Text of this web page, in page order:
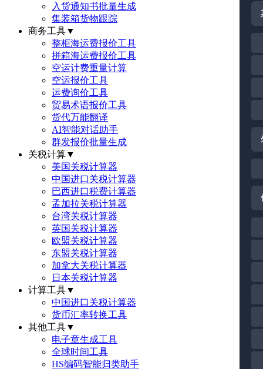
入货通知书批量生成
集装箱货物跟踪
商务工具▼
整柜海运费报价工具
拼箱海运费报价工具
空运计费重量计算
空运报价工具
运费询价工具
贸易术语报价工具
货代万能翻译
AI智能对话助手
群发报价批量生成
关税计算▼
美国关税计算器
中国进口关税计算器
巴西进口税费计算器
孟加拉关税计算器
台湾关税计算器
英国关税计算器
欧盟关税计算器
东盟关税计算器
加拿大关税计算器
日本关税计算器
计算工具▼
中国进口关税计算器
货币汇率转换工具
其他工具▼
电子章生成工具
全球时间工具
HS编码智能归类助手